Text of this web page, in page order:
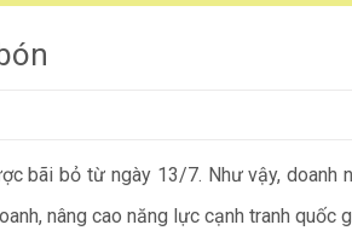
bãi bỏ từ ngày 13/7. Như vậy, doanh
nâng cao năng lực cạnh tranh quốc